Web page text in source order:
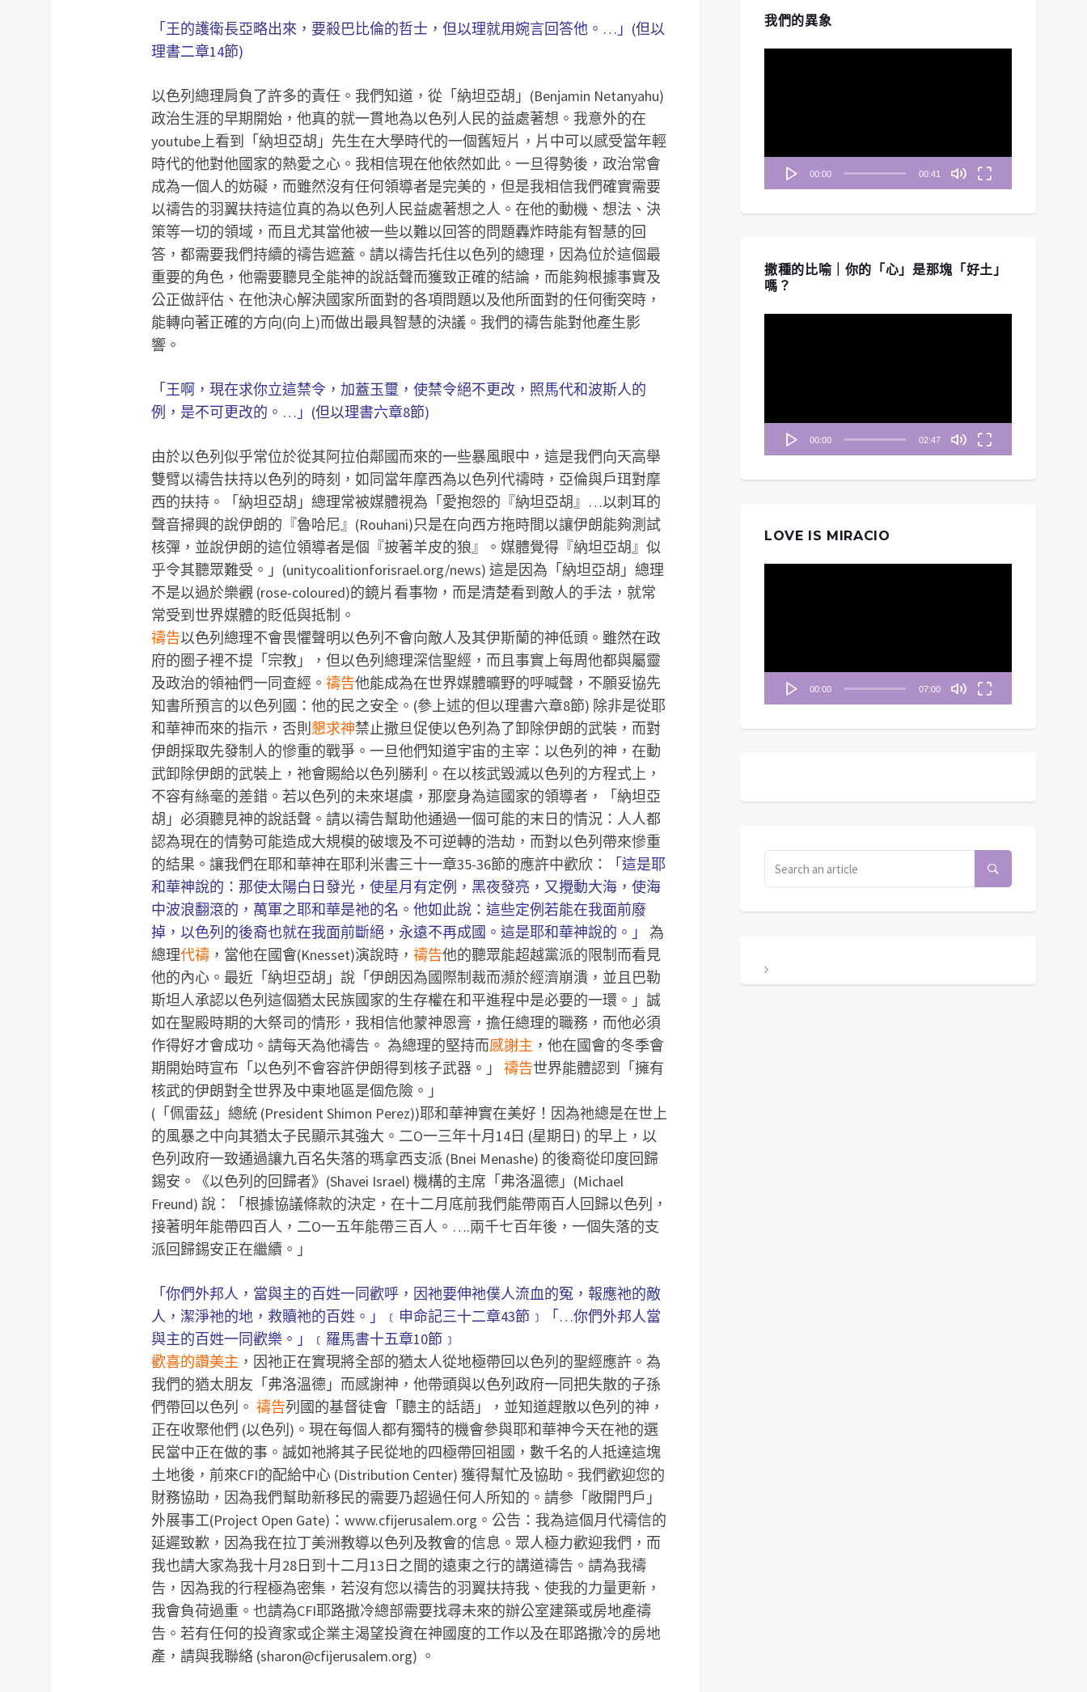
「王的護衛長亞略出來，要殺巴比倫的哲士，但以理就用婉言回答他。…」(但以
理書二章14節)
以色列總理肩負了許多的責任。我們知道，從「納坦亞胡」(Benjamin Netanyahu)
政治生涯的早期開始，他真的就一貫地為以色列人民的益處著想。我意外的在
youtube上看到「納坦亞胡」先生在大學時代的一個舊短片，片中可以感受當年輕
時代的他對他國家的熱愛之心。我相信現在他依然如此。一旦得勢後，政治常會
成為一個人的妨礙，而雖然沒有任何領導者是完美的，但是我相信我們確實需要
以禱告的羽翼扶持這位真的為以色列人民益處著想之人。在他的動機、想法、決
策等一切的領域，而且尤其當他被一些以難以回答的問題轟炸時能有智慧的回
答，都需要我們持續的禱告遮蓋。請以禱告托住以色列的總理，因為位於這個最
重要的角色，他需要聽見全能神的說話聲而獲致正確的結論，而能夠根據事實及
公正做評估、在他決心解決國家所面對的各項問題以及他所面對的任何衝突時，
能轉向著正確的方向(向上)而做出最具智慧的決議。我們的禱告能對他產生影
響。
「王啊，現在求你立這禁令，加蓋玉璽，使禁令絕不更改，照馬代和波斯人的
例，是不可更改的。…」(但以理書六章8節)
由於以色列似乎常位於從其阿拉伯鄰國而來的一些暴風眼中，這是我們向天高舉
雙臂以禱告扶持以色列的時刻，如同當年摩西為以色列代禱時，亞倫與戶珥對摩
西的扶持。「納坦亞胡」總理常被媒體視為「愛抱怨的『納坦亞胡』…以刺耳的
聲音掃興的說伊朗的『魯哈尼』(Rouhani)只是在向西方拖時間以讓伊朗能夠測試
核彈，並說伊朗的這位領導者是個『披著羊皮的狼』。媒體覺得『納坦亞胡』似
乎令其聽眾難受。」(unitycoalitionforisrael.org/news) 這是因為「納坦亞胡」總理
不是以過於樂觀 (rose-coloured)的鏡片看事物，而是清楚看到敵人的手法，就常
常受到世界媒體的貶低與抵制。
禱告以色列總理不會畏懼聲明以色列不會向敵人及其伊斯蘭的神低頭。雖然在政
府的圈子裡不提「宗教」，但以色列總理深信聖經，而且事實上每周他都與屬靈
及政治的領袖們一同查經。 禱告他能成為在世界媒體曠野的呼喊聲，不願妥協先
知書所預言的以色列國：他的民之安全。(參上述的但以理書六章8節) 除非是從耶
和華神而來的指示，否則 懇求神禁止撒旦促使以色列為了卸除伊朗的武裝，而對
伊朗採取先發制人的慘重的戰爭。一旦他們知道宇宙的主宰：以色列的神，在動
武卸除伊朗的武裝上，祂會賜給以色列勝利。在以核武毀滅以色列的方程式上，
不容有絲毫的差錯。若以色列的未來堪虞，那麼身為這國家的領導者，「納坦亞
胡」必須聽見神的說話聲。請以禱告幫助他通過一個可能的末日的情況：人人都
認為現在的情勢可能造成大規模的破壞及不可逆轉的浩劫，而對以色列帶來慘重
的結果。讓我們在耶和華神在耶利米書三十一章35-36節的應許中歡欣：
「這是耶
和華神說的：那使太陽白日發光，使星月有定例，黑夜發亮，又攪動大海，使海
中波浪翻滾的，萬軍之耶和華是祂的名。他如此說：這些定例若能在我面前廢
掉，以色列的後裔也就在我面前斷絕，永遠不再成國。這是耶和華神說的。」
為
總理代禱 ，當他在國會(Knesset)演說時， 禱告他的聽眾能超越黨派的限制而看見
他的內心。最近「納坦亞胡」說「伊朗因為國際制裁而瀕於經濟崩潰，並且巴勒
斯坦人承認以色列這個猶太民族國家的生存權在和平進程中是必要的一環。」誠
如在聖殿時期的大祭司的情形，我相信他蒙神恩膏，擔任總理的職務，而他必須
作得好才會成功。請每天為他禱告。 為總理的堅持而感謝主 ，他在國會的冬季會
期開始時宣布「以色列不會容許伊朗得到核子武器。」
禱告世界能體認到「擁有
核武的伊朗對全世界及中東地區是個危險。」
(「佩雷茲」總統 (President Shimon Perez))耶和華神實在美好！因為祂總是在世上
的風暴之中向其猶太子民顯示其強大。二O一三年十月14日 (星期日) 的早上，以
色列政府一致通過讓九百名失落的瑪拿西支派 (Bnei Menashe) 的後裔從印度回歸
錫安。《以色列的回歸者》(Shavei Israel) 機構的主席「弗洛溫德」(Michael
Freund) 說：「根據協議條款的決定，在十二月底前我們能帶兩百人回歸以色列，
接著明年能帶四百人，二O一五年能帶三百人。….兩千七百年後，一個失落的支
派回歸錫安正在繼續。」
「你們外邦人，當與主的百姓一同歡呼，因祂要伸祂僕人流血的冤，報應祂的敵
人，潔淨祂的地，救贖祂的百姓。」﹝申命記三十二章43節﹞「…你們外邦人當
與主的百姓一同歡樂。」﹝羅馬書十五章10節﹞
歡喜的讚美主 ，因祂正在實現將全部的猶太人從地極帶回以色列的聖經應許。為
我們的猶太朋友「弗洛溫德」而感謝神，他帶頭與以色列政府一同把失散的子孫
們帶回以色列。 禱告列國的基督徒會「聽主的話語」，並知道趕散以色列的神，
正在收聚他們 (以色列)。現在每個人都有獨特的機會參與耶和華神今天在祂的選
民當中正在做的事。誠如祂將其子民從地的四極帶回祖國，數千名的人抵達這塊
土地後，前來CFI的配給中心 (Distribution Center) 獲得幫忙及協助。我們歡迎您的
財務協助，因為我們幫助新移民的需要乃超過任何人所知的。請參「敞開門戶」
外展事工(Project Open Gate)：www.cfijerusalem.org。 公告：我為這個月代禱信的
延遲致歉，因為我在拉丁美洲教導以色列及教會的信息。眾人極力歡迎我們，而
我也請大家為我十月28日到十二月13日之間的遠東之行的講道禱告。請為我禱
告，因為我的行程極為密集，若沒有您以禱告的羽翼扶持我、使我的力量更新，
我會負荷過重。也請為CFI耶路撒冷總部需要找尋未來的辦公室建築或房地產禱
告。若有任何的投資家或企業主渴望投資在神國度的工作以及在耶路撒冷的房地
產，請與我聯絡 (sharon@cfijerusalem.org) 。
我們的異象
00:00 00:41
撒種的比喻｜你的「心」是那塊「好土」
嗎？
00:00 02:47
LOVE IS MIRACIO
00:00 07:00